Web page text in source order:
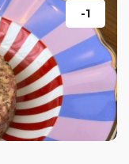
-1